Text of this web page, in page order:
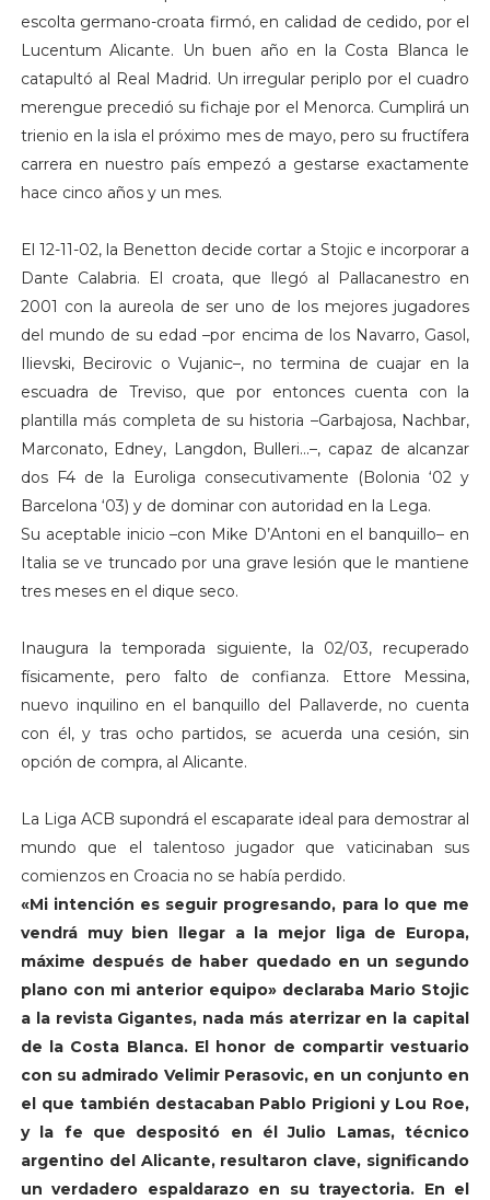
escolta germano-croata firmó, en calidad de cedido, por el
Lucentum Alicante. Un buen año en la Costa Blanca le
catapultó al Real Madrid. Un irregular periplo por el cuadro
merengue precedió su fichaje por el Menorca. Cumplirá un
trienio en la isla el próximo mes de mayo, pero su fructífera
carrera en nuestro país empezó a gestarse exactamente
hace cinco años y un mes.
El 12-11-02, la Benetton decide cortar a Stojic e incorporar a
Dante Calabria. El croata, que llegó al Pallacanestro en
2001 con la aureola de ser uno de los mejores jugadores
del mundo de su edad –por encima de los Navarro, Gasol,
Ilievski, Becirovic o Vujanic–, no termina de cuajar en la
escuadra de Treviso, que por entonces cuenta con la
plantilla más completa de su historia –Garbajosa, Nachbar,
Marconato, Edney, Langdon, Bulleri...–, capaz de alcanzar
dos F4 de la Euroliga consecutivamente (Bolonia ‘02 y
Barcelona ‘03) y de dominar con autoridad en la Lega.
Su aceptable inicio –con Mike D’Antoni en el banquillo– en
Italia se ve truncado por una grave lesión que le mantiene
tres meses en el dique seco.
Inaugura la temporada siguiente, la 02/03, recuperado
físicamente, pero falto de confianza. Ettore Messina,
nuevo inquilino en el banquillo del Pallaverde, no cuenta
con él, y tras ocho partidos, se acuerda una cesión, sin
opción de compra, al Alicante.
La Liga ACB supondrá el escaparate ideal para demostrar al
mundo que el talentoso jugador que vaticinaban sus
comienzos en Croacia no se había perdido.
«Mi intención es seguir progresando, para lo que me
vendrá muy bien llegar a la mejor liga de Europa,
máxime después de haber quedado en un segundo
plano con mi anterior equipo» declaraba Mario Stojic
a la revista Gigantes, nada más aterrizar en la capital
de la Costa Blanca. El honor de compartir vestuario
con su admirado Velimir Perasovic, en un conjunto en
el que también destacaban Pablo Prigioni y Lou Roe,
y la fe que despositó en él Julio Lamas, técnico
argentino del Alicante, resultaron clave, significando
un verdadero espaldarazo en su trayectoria. En el